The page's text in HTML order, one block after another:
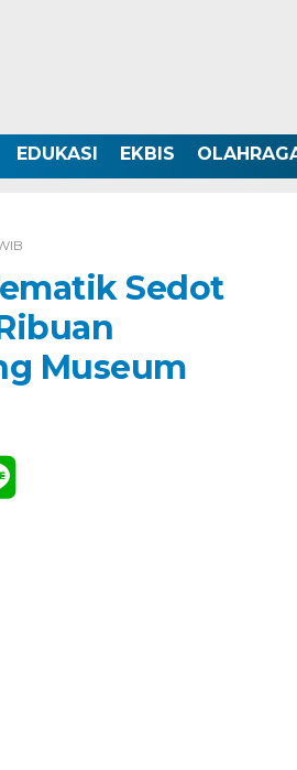
EDUKASI EKBIS
Sedot
Museum